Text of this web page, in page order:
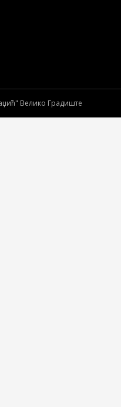
Велико Градиште